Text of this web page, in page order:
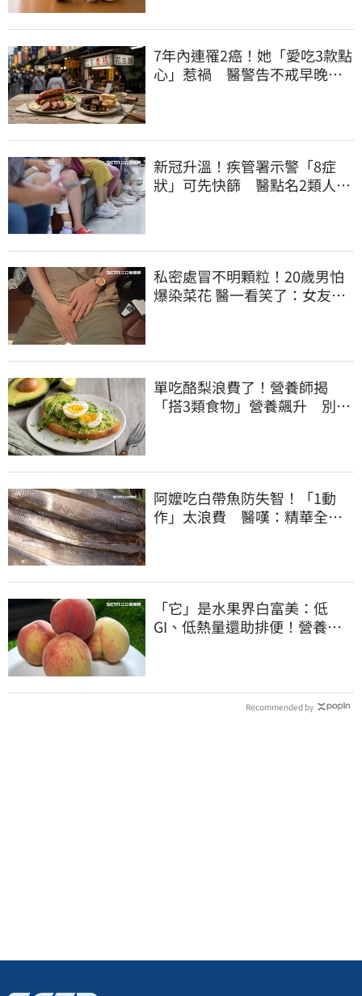
7年內連罹2癌！她「愛吃3款點
心」惹禍 醫警告不戒早晚有
新冠升溫！疾管署示警「8症
狀」可先快篩 醫點名2類人重
私密處冒不明顆粒！20歲男怕
爆染菜花 醫一看笑了：女友常
單吃酪梨浪費了！營養師揭
「搭3類食物」營養飆升 別再
阿嬤吃白帶魚防失智！「1動
作」太浪費 醫嘆：精華全沒
「它」是水果界白富美：低
GI、低熱量還助排便！營養師
Recommended by